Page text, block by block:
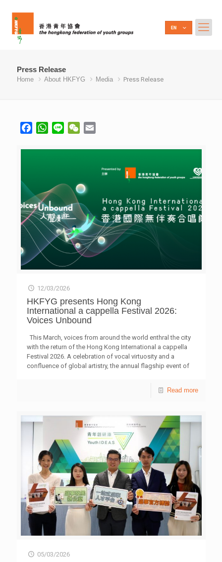
Press Release
Home About HKFYG Media Press Release
FacebookWhatsApp
Line WeChat
12/03/2026
HKFYG presents Hong Kong
International a cappella Festival 2026:
Voices Unbound
This March, voices from around the world enthral the city
with the return of the Hong Kong International a cappella
Festival 2026. A celebration of vocal virtuosity and a
confluence of global artistry, the annual flagship event of
place from 21 to 29 March, more than 20 local and
transcend borders. Across nine days, over a dozen stage
performances and community showcases will invite[…]
Read more
05/03/2026